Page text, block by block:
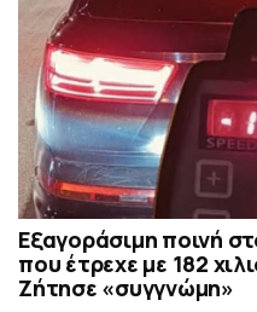
Εξαγοράσιμη ποινή
που έτρεχε με 182
Ζήτησε «συγγνώμη»